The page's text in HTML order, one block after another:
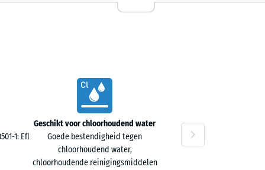
1: Efl
Geschikt voor chloorhoudend water
Goede bestendigheid tegen
chloorhoudend water,
chloorhoudende reinigingsmiddelen